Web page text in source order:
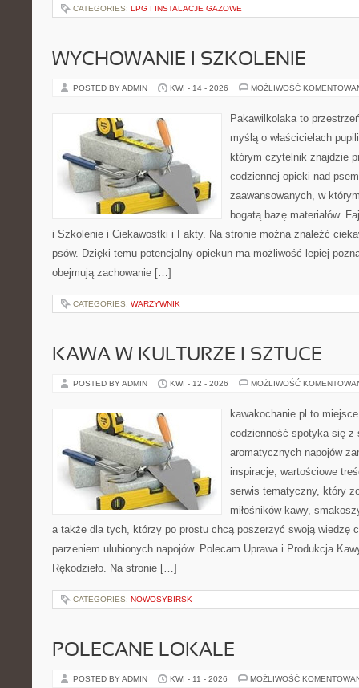
CATEGORIES: LPG I INSTALACJE GAZOWE
WYCHOWANIE I SZKOLENIE
POSTED BY ADMIN KWI - 14 - 2026 MOŻLIWOŚĆ
Pakawilkolaka to
myślą o właścicielach
którym czytelnik znajdzie
codziennej opieki nad
zaawansowanych, w
bogatą bazę materiałów.
i Szkolenie i Ciekawostki i Fakty. Na stronie można znaleźć
psów. Dzięki temu potencjalny opiekun ma możliwość lepiej
obejmują zachowanie […]
CATEGORIES: WARZYWNIK
KAWA W KULTURZE I SZTUCE
POSTED BY ADMIN KWI - 12 - 2026 MOŻLIWOŚĆ
kawakochanie.pl to
codzienność spotyka się z
aromatycznych napojów
inspiracje, wartościowe
serwis tematyczny, który
miłośników kawy,
a także dla tych, którzy po prostu chcą poszerzyć swoją wiedzę
parzeniem ulubionych napojów. Polecam Uprawa i Produkcja
Rękodzieło. Na stronie […]
CATEGORIES: NOWOSYBIRSK
POLECANE LOKALE
POSTED BY ADMIN KWI - 11 - 2026 MOŻLIWOŚĆ